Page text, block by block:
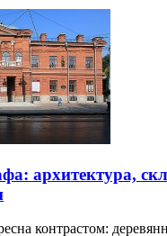
архитектура,
контрастом: